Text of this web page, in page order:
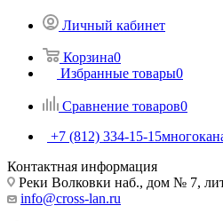
Личный кабинет
Корзина0
Избранные товары0
Сравнение товаров0
+7 (812) 334-15-15
Контактная информация
Реки Волковки наб., дом № 7,
info@cross-lan.ru